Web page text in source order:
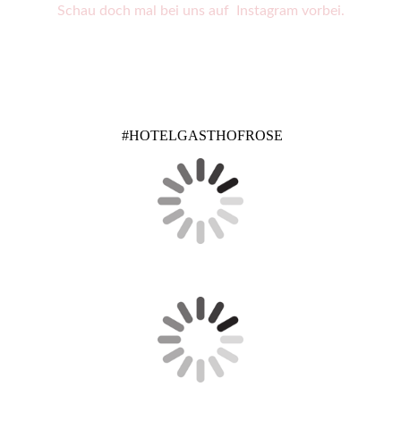
Schau doch mal bei uns auf Instagram vorbei.
#HOTELGASTHOFROSE